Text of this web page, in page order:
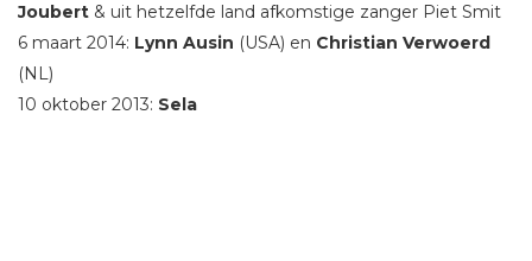
Joubert & uit hetzelfde land afkomstige zanger Piet Smit
6 maart 2014: Lynn Ausin (USA) en Christian Verwoerd
(NL)
10 oktober 2013: Sela